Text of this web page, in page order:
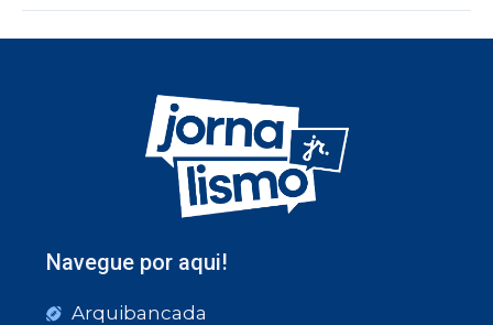
Navegue por aqui!
Arquibancada